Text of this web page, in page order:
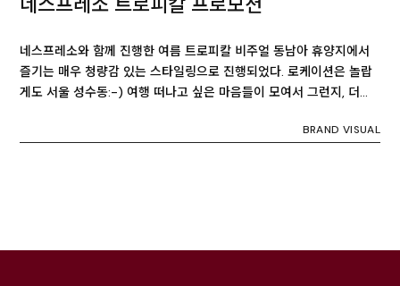
네스프레소와 함께 진행한 여름 트로피칼 비주얼 동남아 휴양지에서
즐기는 매우 청량감 있는 스타일링으로 진행되었다. 로케이션은 놀랍
게도 서울 성수동:-) 여행 떠나고 싶은 마음들이 모여서 그런지, 더…
BRAND VISUAL